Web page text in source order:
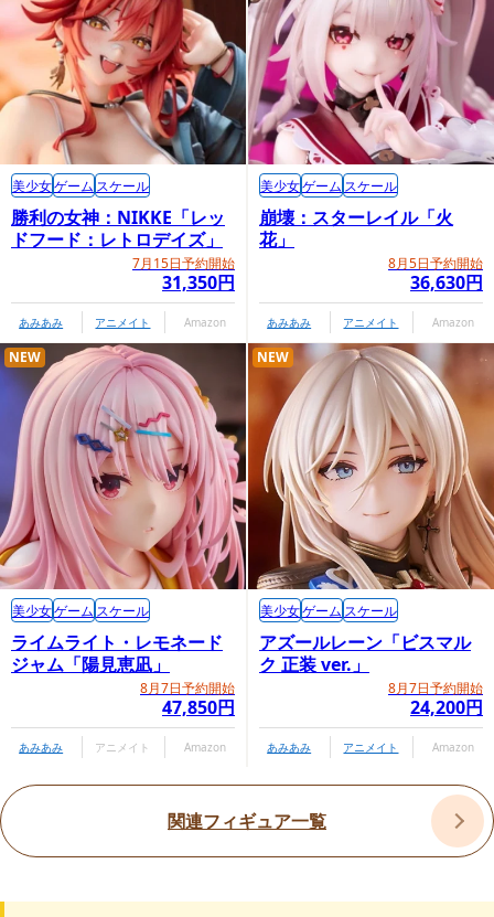
GOODSMILE COMPANY内商品購入ページ
勝利の女神：NIKKE「レッ
ドフード：レトロデイズ」
7月15日予約開始
31,350円
美少女ゲーム スケール
あみあみ アニメイト Amazon
崩壊：スターレイル「火
花」
8月5日予約開始
36,630円
美少女ゲーム スケール
あみあみ アニメイト Amazon
ライムライト・レモネード
ジャム「陽見恵凪」
8月7日予約開始
47,850円
NEW
美少女ゲーム スケール
あみあみ アニメイト Amazon
アズールレーン「ビスマル
ク 正装 ver.」
8月7日予約開始
24,200円
NEW
美少女ゲーム スケール
あみあみ アニメイト Amazon
関連フィギュア一覧